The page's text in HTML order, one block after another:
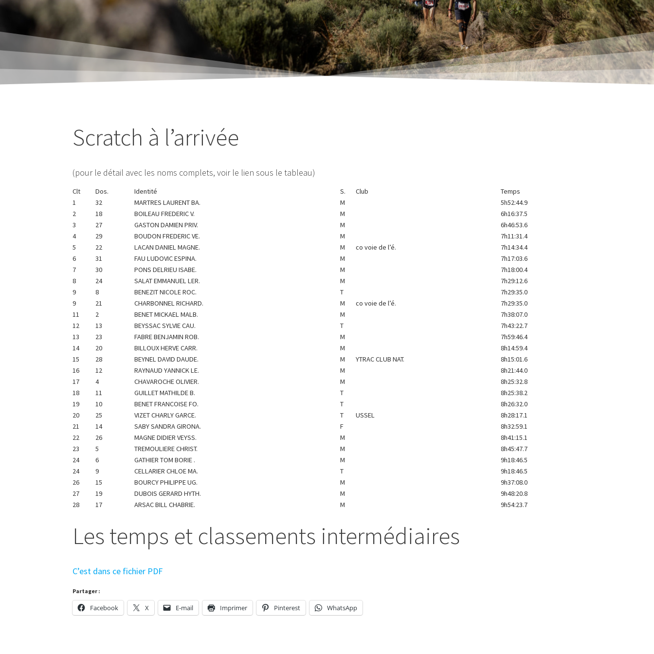
Scratch à l’arrivée
(pour le détail avec les noms complets, voir le lien sous le tableau)
Clt Dos. Identité S. Club
Temps
1
32 MARTRES LAURENT BA. M
5h52:44.9
2
18 BOILEAU FREDERIC V. M
6h16:37.5
3
27 GASTON DAMIEN PRIV. M
6h46:53.6
4
29 BOUDON FREDERIC VE. M
7h11:31.4
5
22 LACAN DANIEL MAGNE. M co voie de l’é.
7h14:34.4
6
31 FAU LUDOVIC ESPINA. M
7h17:03.6
7
30 PONS DELRIEU ISABE. M
7h18:00.4
8
24 SALAT EMMANUEL LER. M
7h29:12.6
9
8 BENEZIT NICOLE ROC. T
7h29:35.0
9
21 CHARBONNEL RICHARD. M co voie de l’é.
7h29:35.0
11
2 BENET MICKAEL MALB. M
7h38:07.0
12
13 BEYSSAC SYLVIE CAU. T
7h43:22.7
13
23 FABRE BENJAMIN ROB. M
7h59:46.4
14
20 BILLOUX HERVE CARR. M
8h14:59.4
15
28 BEYNEL DAVID DAUDE. M YTRAC CLUB NAT.
8h15:01.6
16
12 RAYNAUD YANNICK LE. M
8h21:44.0
17
4 CHAVAROCHE OLIVIER. M
8h25:32.8
18
11 GUILLET MATHILDE B. T
8h25:38.2
19
10 BENET FRANCOISE FO. T
8h26:32.0
20
25 VIZET CHARLY GARCE. T USSEL
8h28:17.1
21
14 SABY SANDRA GIRONA. F
8h32:59.1
22
26 MAGNE DIDIER VEYSS. M
8h41:15.1
23
5 TREMOULIERE CHRIST. M
8h45:47.7
24
6 GATHIER TOM BORIE . M
9h18:46.5
24
9 CELLARIER CHLOE MA. T
9h18:46.5
26
15 BOURCY PHILIPPE UG. M
9h37:08.0
27
19 DUBOIS GERARD HYTH. M
9h48:20.8
28
17 ARSAC BILL CHABRIE. M 9h54:23.7
Les temps et classements intermédiaires
C’est dans ce fichier PDF
Partager :
Facebook X E-mail Imprimer Pinterest WhatsApp